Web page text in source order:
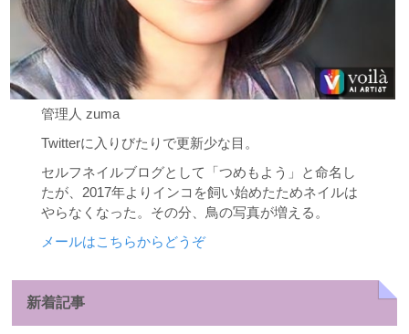
管理人 zuma
Twitterに入りびたりで更新少な目。
セルフネイルブログとして「つめもよう」と命名し
たが、2017年よりインコを飼い始めたためネイルは
やらなくなった。その分、鳥の写真が増える。
メールはこちらからどうぞ
新着記事